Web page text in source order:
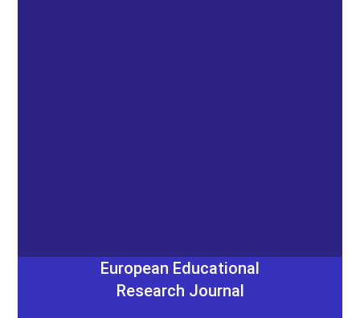
European Educational
Research Journal